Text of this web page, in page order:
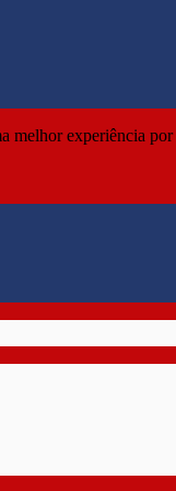
melhor experiência